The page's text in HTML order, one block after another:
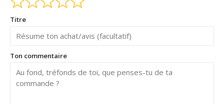
Titre
Ton commentaire